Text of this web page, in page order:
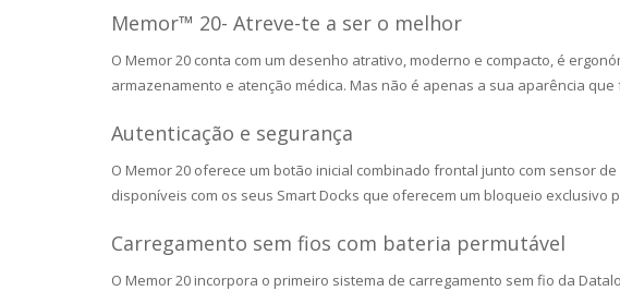
Memor™ 20- Atreve-te a ser o melhor
O Memor 20 conta com um desenho atrativo, moderno e compacto, é
armazenamento e atenção médica. Mas não é apenas a sua aparência
Autenticação e segurança
O Memor 20 oferece um botão inicial combinado frontal junto com sensor
disponíveis com os seus Smart Docks que oferecem um bloqueio
Carregamento sem fios com bateria permutável
O Memor 20 incorpora o primeiro sistema de carregamento sem fio da